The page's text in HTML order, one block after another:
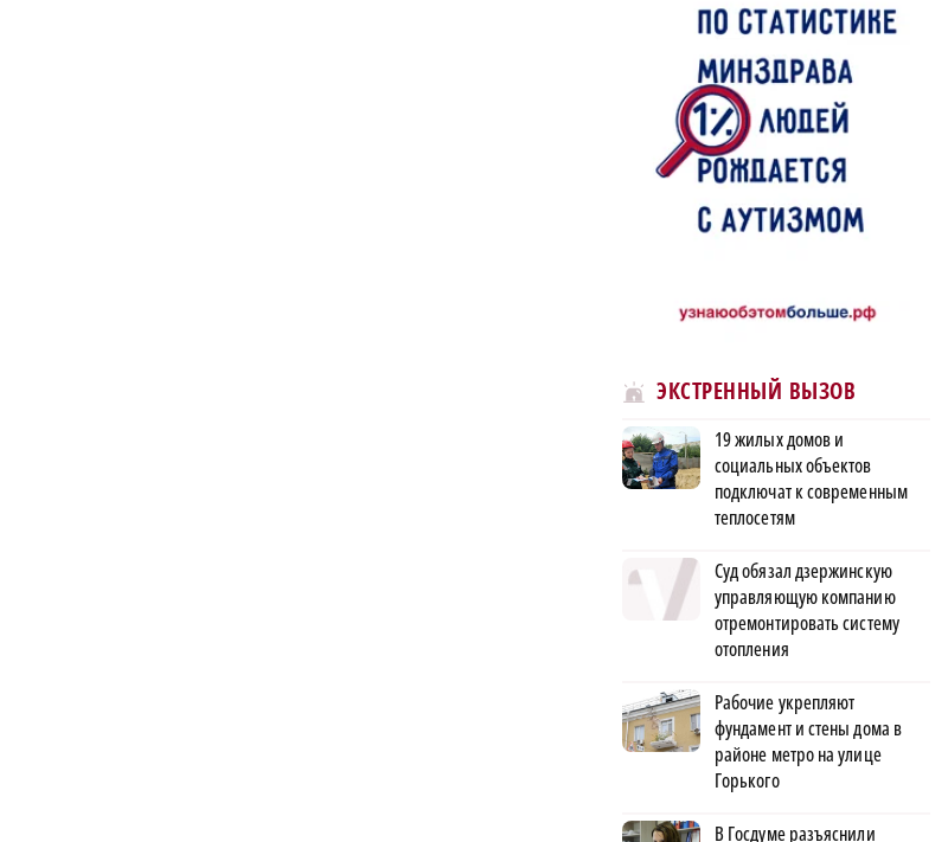
ЭКСТРЕННЫЙ ВЫЗОВ
19 жилых домов и
социальных объектов
подключат к современным
теплосетям
Суд обязал дзержинскую
управляющую компанию
отремонтировать систему
отопления
Рабочие укрепляют
фундамент и стены дома в
районе метро на улице
Горького
В Госдуме разъяснили